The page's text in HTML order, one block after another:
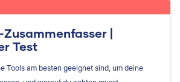
|
Test
Tools am besten geeignet sind, um deine